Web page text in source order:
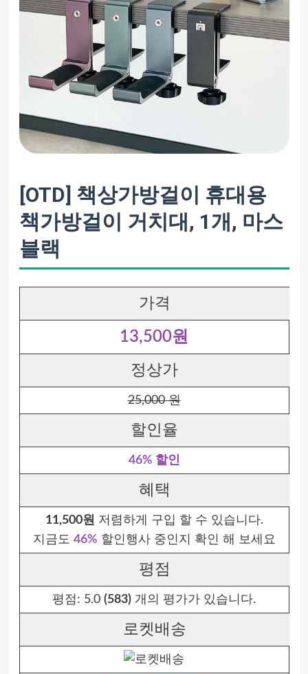
[OTD] 책상가방걸이 휴대용
책가방걸이 거치대, 1개, 마스
블랙
가격
13,500원
정상가
25,000 원
할인율
46% 할인
혜택
11,500원 저렴하게 구입 할 수 있습니다.
지금도 46% 할인행사 중인지 확인 해 보세요
평점
평점: 5.0 (583) 개의 평가가 있습니다.
로켓배송